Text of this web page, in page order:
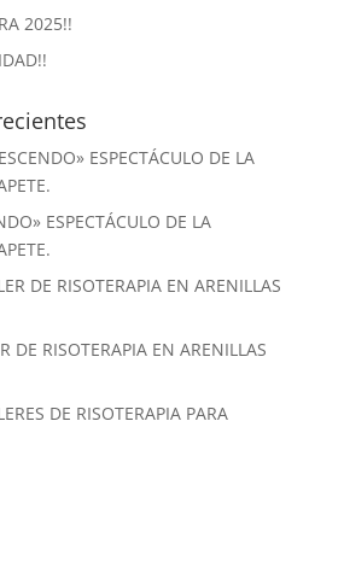
2025!!
ESPECTÁCULO DE LA
ESPECTÁCULO DE LA
DE RISOTERAPIA EN ARENILLAS
DE RISOTERAPIA EN ARENILLAS
DE RISOTERAPIA PARA